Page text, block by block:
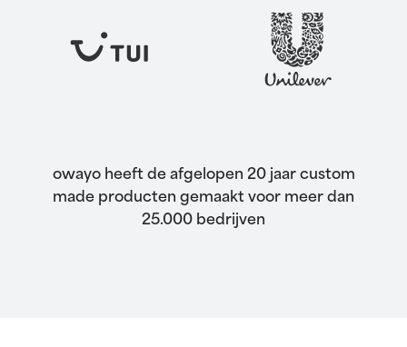
owayo heeft de afgelopen 20 jaar custom
made producten gemaakt voor meer dan
25.000 bedrijven